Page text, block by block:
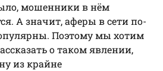
мошенники в нём
А значит, аферы в сети по-
Поэтому мы хотим
о таком явлении,
из крайне